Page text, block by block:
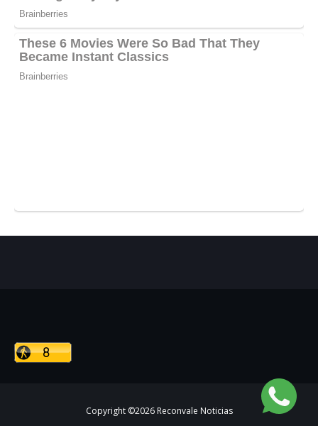
Copyright ©2026 Reconvale Noticias